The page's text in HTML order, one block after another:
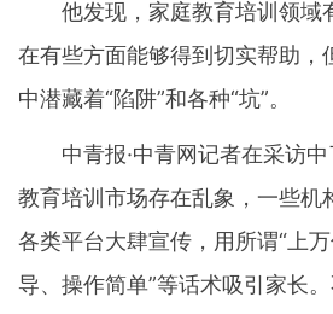
他发现，家庭教育培训领域
在有些方面能够得到切实帮助，
中潜藏着“陷阱”和各种“坑”。
中青报·中青网记者在采访中
教育培训市场存在乱象，一些机
各类平台大肆宣传，用所谓“上
导、操作简单”等话术吸引家长